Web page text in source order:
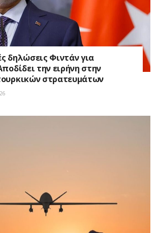
δηλώσεις Φιντάν για
την ειρήνη στην
στρατευμάτων